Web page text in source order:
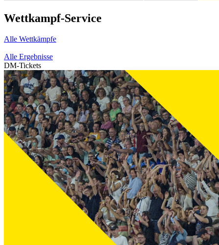
Wettkampf-Service
Alle Wettkämpfe
Alle Ergebnisse
DM-Tickets